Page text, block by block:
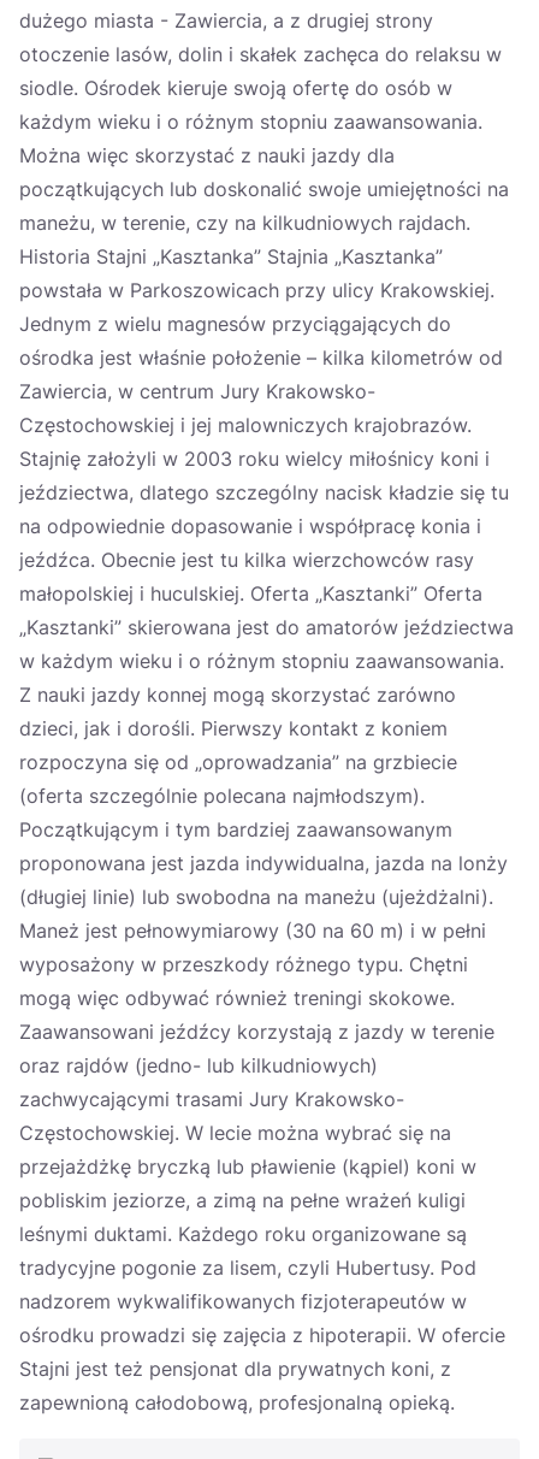
dużego miasta - Zawiercia, a z drugiej strony
otoczenie lasów, dolin i skałek zachęca do relaksu w
siodle. Ośrodek kieruje swoją ofertę do osób w
każdym wieku i o różnym stopniu zaawansowania.
Można więc skorzystać z nauki jazdy dla
początkujących lub doskonalić swoje umiejętności na
maneżu, w terenie, czy na kilkudniowych rajdach.
Historia Stajni „Kasztanka” Stajnia „Kasztanka”
powstała w Parkoszowicach przy ulicy Krakowskiej.
Jednym z wielu magnesów przyciągających do
ośrodka jest właśnie położenie – kilka kilometrów od
Zawiercia, w centrum Jury Krakowsko-
Częstochowskiej i jej malowniczych krajobrazów.
Stajnię założyli w 2003 roku wielcy miłośnicy koni i
jeździectwa, dlatego szczególny nacisk kładzie się tu
na odpowiednie dopasowanie i współpracę konia i
jeźdźca. Obecnie jest tu kilka wierzchowców rasy
małopolskiej i huculskiej. Oferta „Kasztanki” Oferta
„Kasztanki” skierowana jest do amatorów jeździectwa
w każdym wieku i o różnym stopniu zaawansowania.
Z nauki jazdy konnej mogą skorzystać zarówno
dzieci, jak i dorośli. Pierwszy kontakt z koniem
rozpoczyna się od „oprowadzania” na grzbiecie
(oferta szczególnie polecana najmłodszym).
Początkującym i tym bardziej zaawansowanym
proponowana jest jazda indywidualna, jazda na lonży
(długiej linie) lub swobodna na maneżu (ujeżdżalni).
Maneż jest pełnowymiarowy (30 na 60 m) i w pełni
wyposażony w przeszkody różnego typu. Chętni
mogą więc odbywać również treningi skokowe.
Zaawansowani jeźdźcy korzystają z jazdy w terenie
oraz rajdów (jedno- lub kilkudniowych)
zachwycającymi trasami Jury Krakowsko-
Częstochowskiej. W lecie można wybrać się na
przejażdżkę bryczką lub pławienie (kąpiel) koni w
pobliskim jeziorze, a zimą na pełne wrażeń kuligi
leśnymi duktami. Każdego roku organizowane są
tradycyjne pogonie za lisem, czyli Hubertusy. Pod
nadzorem wykwalifikowanych fizjoterapeutów w
ośrodku prowadzi się zajęcia z hipoterapii. W ofercie
Stajni jest też pensjonat dla prywatnych koni, z
zapewnioną całodobową, profesjonalną opieką.